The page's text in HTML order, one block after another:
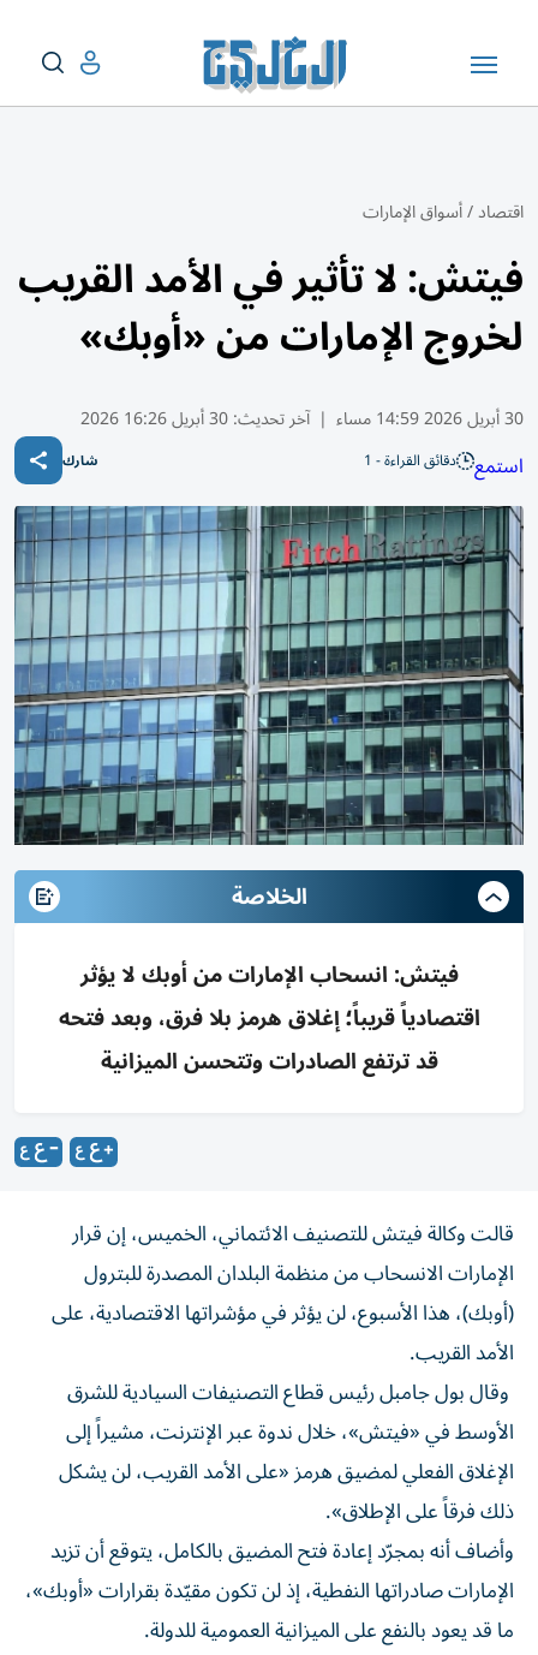
اقتصاد/أسواق الإمارات
فيتش: لا تأثير في الأمد القريب
لخروج الإمارات من «أوبك»
30 أبريل 2026 14:59 مساء | آخر تحديث:30 أبريل 16:26 2026
استمع دقائق القراءة - 1 شارك
الخلاصة
فيتش: انسحاب الإمارات من أوبك لا يؤثر
اقتصادياً قريباً؛ إغلاق هرمز بلا فرق، وبعد فتحه
قد ترتفع الصادرات وتتحسن الميزانية
قالت وكالة فيتش ‌للتصنيف الائتماني، الخميس، إن ​قرار
⁠الإمارات الانسحاب ‌من منظمة البلدان المصدرة ‌للبترول
(أوبك)، هذا الأسبوع، لن يؤثر في ‌مؤشراتها الاقتصادية، على
الأمد القريب.
وقال بول جامبل رئيس قطاع التصنيفات السيادية للشرق ​
الأوسط في «فيتش»، خلال ندوة ‌عبر الإنترنت، مشيراً إلى
الإغلاق الفعلي ⁠لمضيق هرمز «على الأمد القريب، لن يشكل
ذلك فرقاً ​على ‌الإطلاق».
وأضاف أنه بمجرّد ‌إعادة فتح المضيق بالكامل، يتوقع أن تزيد
الإمارات ‌صادراتها النفطية، ‌إذ لن ⁠تكون مقيّدة ‌بقرارات «أوبك»،
ما قد يعود بالنفع على ⁠الميزانية ​العمومية للدولة.